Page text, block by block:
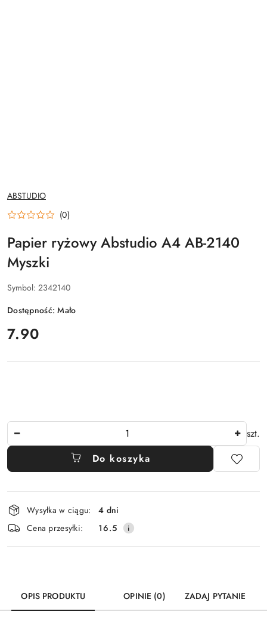
NAZWA
PRODUCENTA:
ABSTUDIO
(0)
Papier ryżowy Abstudio A4 AB-2140
Myszki
Symbol: 2342140
Dostępność:Mało
cena:
7.90
szt.
Do koszyka
Dostępność
i
dostawa
Wysyłka w ciągu:
4 dni
Cena przesyłki:
16.5
OPIS PRODUKTU OPINIE (0) ZADAJ PYTANIE